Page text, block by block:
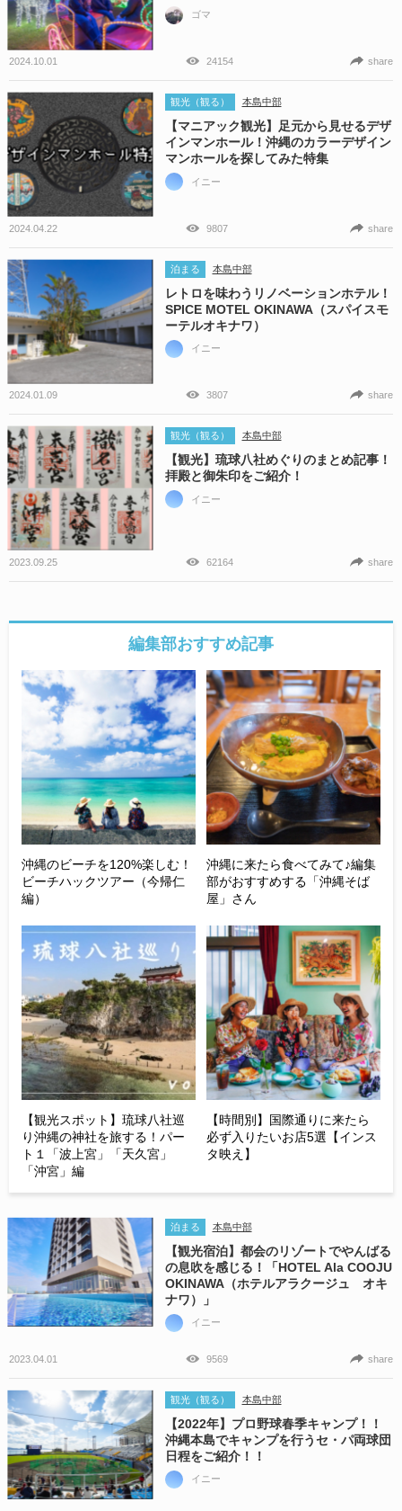
ゴマ
2024.10.01 24154 share
観光（観る） 本島中部
【マニアック観光】足元から見せるデザ
インマンホール！沖縄のカラーデザイン
マンホールを探してみた特集
イニー
2024.04.22 9807 share
泊まる 本島中部
レトロを味わうリノベーションホテル！
SPICE MOTEL OKINAWA（スパイスモ
ーテルオキナワ）
イニー
2024.01.09 3807 share
観光（観る） 本島中部
【観光】琉球八社めぐりのまとめ記事！
拝殿と御朱印をご紹介！
イニー
2023.09.25 62164 share
編集部おすすめ記事
沖縄のビーチを120%楽しむ！
ビーチハックツアー（今帰仁
編）
沖縄に来たら食べてみて♪編集
部がおすすめする「沖縄そば
屋」さん
【観光スポット】琉球八社巡
り沖縄の神社を旅する！パー
ト１「波上宮」「天久宮」
「沖宮」編
【時間別】国際通りに来たら
必ず入りたいお店5選【インス
タ映え】
泊まる 本島中部
【観光宿泊】都会のリゾートでやんばる
の息吹を感じる！「HOTEL Ala COOJU
OKINAWA（ホテルアラクージュ オキ
ナワ）」
イニー
2023.04.01 9569 share
観光（観る） 本島中部
【2022年】プロ野球春季キャンプ！！
沖縄本島でキャンプを行うセ・パ両球団
日程をご紹介！！
イニー